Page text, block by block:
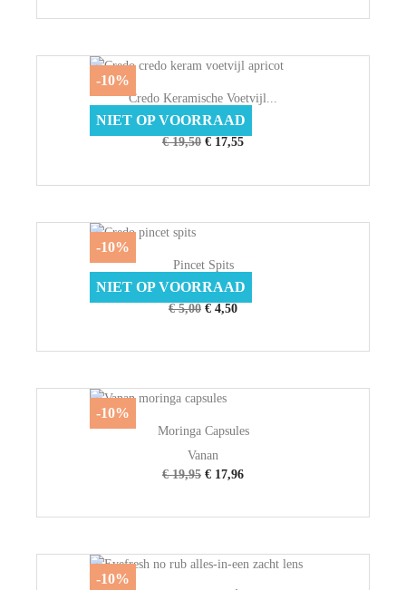
Credo Keramische Voetvijl...
Credo
€ 19,50 € 17,55
-10%
NIET OP VOORRAAD
Pincet Spits
Credo
€ 5,00 € 4,50
-10%
NIET OP VOORRAAD
Moringa Capsules
Vanan
€ 19,95 € 17,96
-10%
-10%